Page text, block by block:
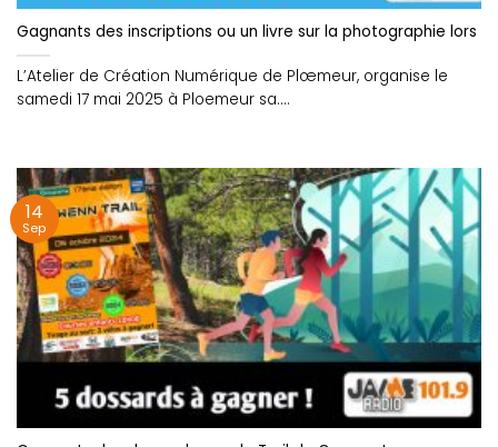
Gagnants des inscriptions ou un livre sur la photographie lors
L’Atelier de Création Numérique de Plœmeur, organise le
samedi 17 mai 2025 à Ploemeur sa....
14
Sep